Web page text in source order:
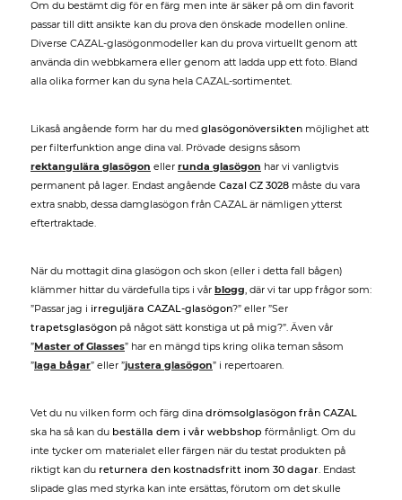
Om du bestämt dig för en färg men inte är säker på om din favorit
passar till ditt ansikte kan du prova den önskade modellen online.
Diverse CAZAL-glasögonmodeller kan du prova virtuellt genom att
använda din webbkamera eller genom att ladda upp ett foto. Bland
alla olika former kan du syna hela CAZAL-sortimentet.
Likaså angående form har du med glasögonöversikten möjlighet att
per filterfunktion ange dina val. Prövade designs såsom
rektangulära glasögon eller runda glasögon har vi vanligtvis
permanent på lager. Endast angående Cazal CZ 3028 måste du vara
extra snabb, dessa damglasögon från CAZAL är nämligen ytterst
eftertraktade.
När du mottagit dina glasögon och skon (eller i detta fall bågen)
klämmer hittar du värdefulla tips i vår blogg, där vi tar upp frågor som:
”Passar jag i irreguljära CAZAL-glasögon?” eller ”Ser
trapetsglasögon på något sätt konstiga ut på mig?”. Även vår
”Master of Glasses” har en mängd tips kring olika teman såsom
”laga bågar” eller ”justera glasögon” i repertoaren.
Vet du nu vilken form och färg dina drömsolglasögon från CAZAL
ska ha så kan du beställa dem i vår webbshop förmånligt. Om du
inte tycker om materialet eller färgen när du testat produkten på
riktigt kan du returnera den kostnadsfritt inom 30 dagar. Endast
slipade glas med styrka kan inte ersättas, förutom om det skulle